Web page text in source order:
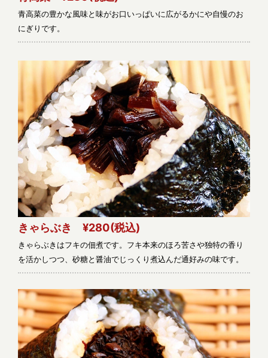
青高菜の豊かな風味と味がお口いっぱいに広がるかにや自慢のお
にぎりです。
きゃらぶき ¥280(税込)
きゃらぶきはフキの佃煮です。フキ本来のほろ苦さや独特の香り
を活かしつつ、砂糖と醤油でじっくり煮込んだ通好みの味です。